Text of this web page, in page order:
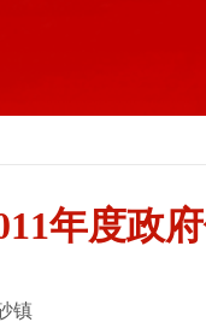
年度政
镇